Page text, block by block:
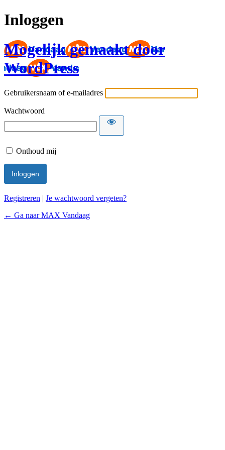
Inloggen
Mogelijk gemaakt door
WordPress
Gebruikersnaam of e-mailadres
Wachtwoord
Onthoud mij
Registreren | Je wachtwoord vergeten?
← Ga naar MAX Vandaag